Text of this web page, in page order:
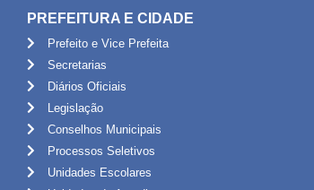
PREFEITURA E CIDADE
Prefeito e Vice Prefeita
Secretarias
Diários Oficiais
Legislação
Conselhos Municipais
Processos Seletivos
Unidades Escolares